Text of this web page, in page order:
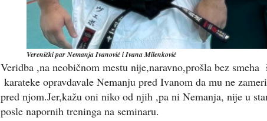
Verenički par Nemanja Ivanović i Ivana Milenković
Veridba ,na neobičnom mestu nije,naravno,prošla bez smeha
karateke opravdavale Nemanju pred Ivanom da mu ne
pred njom.Jer,kažu oni niko od njih ,pa ni Nemanja, nije u
posle napornih treninga na seminaru.